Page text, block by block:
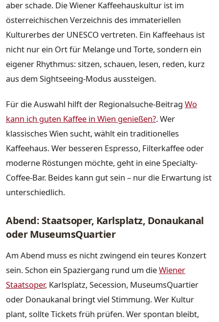
aber schade. Die Wiener Kaffeehauskultur ist im
österreichischen Verzeichnis des immateriellen
Kulturerbes der UNESCO vertreten. Ein Kaffeehaus ist
nicht nur ein Ort für Melange und Torte, sondern ein
eigener Rhythmus: sitzen, schauen, lesen, reden, kurz
aus dem Sightseeing-Modus aussteigen.
Für die Auswahl hilft der Regionalsuche-Beitrag Wo
kann ich guten Kaffee in Wien genießen?. Wer
klassisches Wien sucht, wählt ein traditionelles
Kaffeehaus. Wer besseren Espresso, Filterkaffee oder
moderne Röstungen möchte, geht in eine Specialty-
Coffee-Bar. Beides kann gut sein – nur die Erwartung ist
unterschiedlich.
Abend: Staatsoper, Karlsplatz, Donaukanal
oder MuseumsQuartier
Am Abend muss es nicht zwingend ein teures Konzert
sein. Schon ein Spaziergang rund um dieWiener
Staatsoper, Karlsplatz, Secession, MuseumsQuartier
oder Donaukanal bringt viel Stimmung. Wer Kultur
plant, sollte Tickets früh prüfen. Wer spontan bleibt,